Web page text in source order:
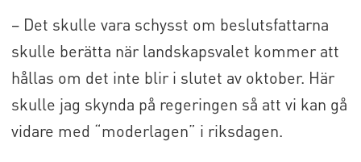
– Det skulle vara schysst om beslutsfattarna
skulle berätta när landskapsvalet kommer att
hållas om det inte blir i slutet av oktober. Här
skulle jag skynda på regeringen så att vi kan gå
vidare med “moderlagen” i riksdagen.